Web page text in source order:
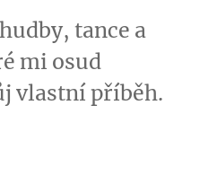
tance a
mi osud
vlastní příběh.